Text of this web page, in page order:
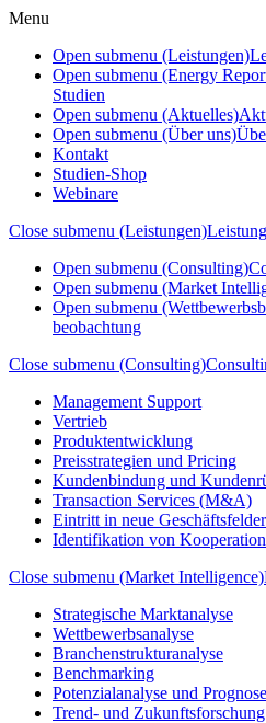
Menu
Open submenu (Leistungen)
Open submenu (Energy
Studien
Open submenu (Aktuelles)
Open submenu (Über uns)
Kontakt
Studien-Shop
Webinare
Close submenu (Leistungen)
Open submenu (Consulting)
Open submenu (Market
Open submenu
beobachtung
Close submenu (Consulting)
Management Support
Vertrieb
Produktentwicklung
Preisstrategien und Pricing
Kundenbindung und
Transaction Services (M&A)
Eintritt in neue Geschäftsfelder
Identifikation von
Close submenu (Market Intelligence)
Strategische Marktanalyse
Wettbewerbsanalyse
Branchenstrukturanalyse
Benchmarking
Potenzialanalyse und
Trend- und Zukunftsforschung